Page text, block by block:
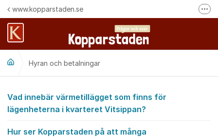
Hoppa till innehåll
www.kopparstaden.se
Häng med oss på Facebook
Felanmälan
Hyran och betalningar
Hyran och
Vad innebär värmetillägget som finns för
lägenheterna i kvarteret Vitsippan?
Hur ser Kopparstaden på att många